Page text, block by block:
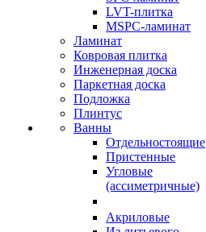
LVT-плитка
MSPC-ламинат
Ламинат
Ковровая плитка
Инженерная доска
Паркетная доска
Подложка
Плинтус
Ванны
Отдельностоящие
Пристенные
Угловые
(ассиметричные)
Акриловые